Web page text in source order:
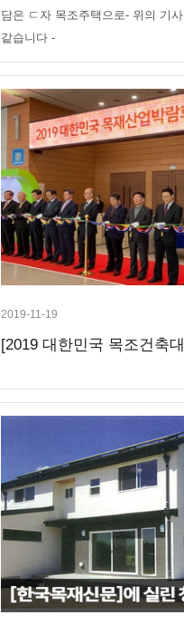
담은 ㄷ자 목조주택으로- 위의 기
같습니다 -
2019-11-19
[2019 대한민국 목조건축